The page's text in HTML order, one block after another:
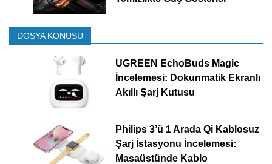
DOSYA KONUSU
UGREEN EchoBuds Magic
İncelemesi: Dokunmatik Ekranlı
Akıllı Şarj Kutusu
Philips 3’ü 1 Arada Qi Kablosuz
Şarj İstasyonu İncelemesi:
Masaüstünde Kablo